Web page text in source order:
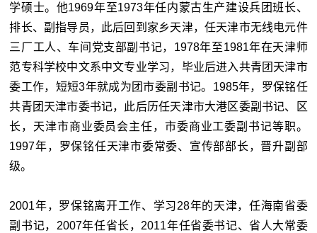
学硕士。他1969年至1973年任内蒙古生产建设兵团班长、
排长、副指导员，此后回到家乡天津，任天津市无线电元件
三厂工人、车间党支部副书记，1978年至1981年在天津师
范专科学校中文系中文专业学习，毕业后进入共青团天津市
委工作，短短3年就成为团市委副书记。1985年，罗保铭任
共青团天津市委书记，此后历任天津市大港区委副书记、区
长，天津市商业委员会主任，市委商业工委副书记等职。
1997年，罗保铭任天津市委常委、宣传部部长，晋升副部
级。
2001年，罗保铭离开工作、学习28年的天津，任海南省委
副书记，2007年任省长，2011年任省委书记、省人大常委